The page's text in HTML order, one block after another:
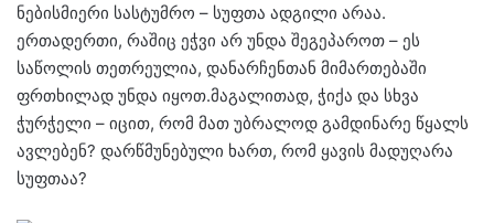
ნებისმიერი სასტუმრო – სუფთა ადგილი არაა.
ერთადერთი, რაშიც ეჭვი არ უნდა შეგეპაროთ – ეს
საწოლის თეთრეულია, დანარჩენთან მიმართებაში
ფრთხილად უნდა იყოთ.მაგალითად, ჭიქა და სხვა
ჭურჭელი – იცით, რომ მათ უბრალოდ გამდინარე წყალს
ავლებენ? დარწმუნებული ხართ, რომ ყავის მადუღარა
სუფთაა?